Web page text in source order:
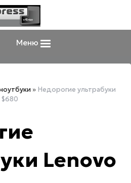
Меню
» Недорогие ультрабуки
Lenovo